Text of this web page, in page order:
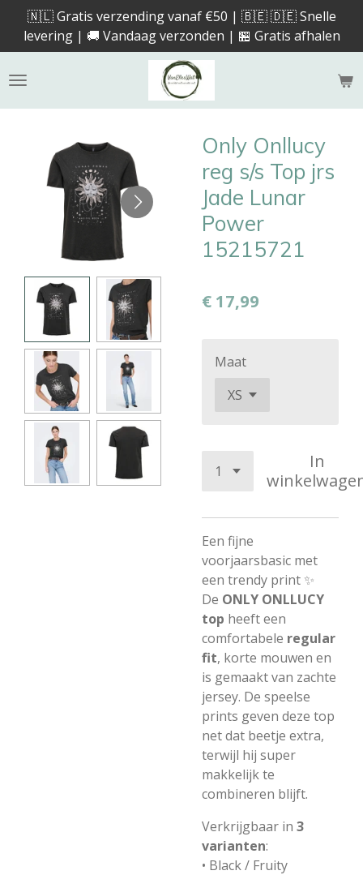
direct
naar
de
🇳🇱 Gratis verzending vanaf €50 | 🇧🇪 🇩🇪 Snelle
levering | 🚚 Vandaag verzonden | 🏪 Gratis afhalen
Only Onllucy
reg s/s Top jrs
Jade Lunar
Power
15215721
€ 17,99
Maat
In
Een fijne
voorjaarsbasic met
een trendy print ✨
De ONLY ONLLUCY
top heeft een
comfortabele regular
fit, korte mouwen en
is gemaakt van zachte
jersey. De speelse
prints geven deze top
net dat beetje extra,
terwijl hij super
makkelijk te
combineren blijft.
Verkrijgbaar in 3
varianten:
• Black / Fruity